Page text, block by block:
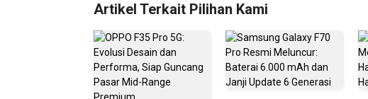
Artikel Terkait Pilihan Kami